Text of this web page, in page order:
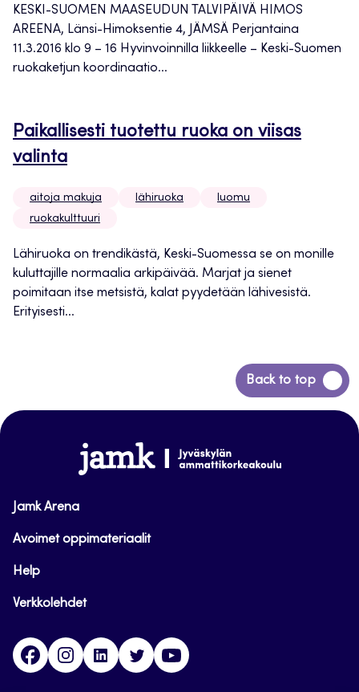
KESKI-SUOMEN MAASEUDUN TALVIPÄIVÄ HIMOS
AREENA, Länsi-Himoksentie 4, JÄMSÄ Perjantaina
11.3.2016 klo 9 – 16 Hyvinvoinnilla liikkeelle – Keski-Suomen
ruokaketjun koordinaatio...
Paikallisesti tuotettu ruoka on viisas
valinta
aitoja makuja lähiruoka
luomu
ruokakulttuuri
Lähiruoka on trendikästä, Keski-Suomessa se on monille
kuluttajille normaalia arkipäivää. Marjat ja sienet
poimitaan itse metsistä, kalat pyydetään lähivesistä.
Erityisesti...
Back to top
Siirry
takaisin
www.jamk.fi
Jamk Arena
Avoimet oppimateriaalit
Help
Verkkolehdet
FacebookInstagramLinkedinTwitter